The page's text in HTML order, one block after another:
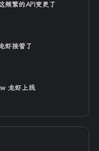
频繁的API变更了
虾接管了
龙虾上线